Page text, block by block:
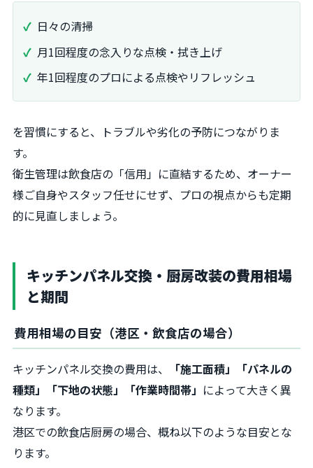
日々の清掃
月1回程度の念入りな点検・拭き上げ
年1回程度のプロによる点検やリフレッシュ
を習慣にすると、トラブルや劣化の予防につながりま
す。
衛生管理は飲食店の「信用」に直結するため、オーナー
様ご自身やスタッフ任せにせず、プロの視点からも定期
的に見直しましょう。
キッチンパネル交換・厨房改装の費用相場
と期間
費用相場の目安（港区・飲食店の場合）
キッチンパネル交換の費用は、
「施工面積」「パネルの
種類」「下地の状態」「作業時間帯」 によって大きく異
なります。
港区での飲食店厨房の場合、概ね以下のような目安とな
ります。